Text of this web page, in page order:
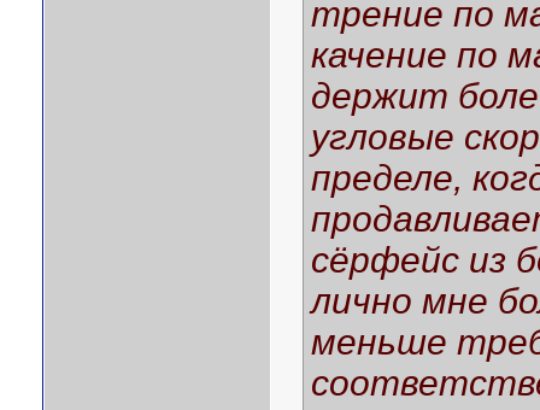
трение по
качение по
держит
угловые
пределе,
сёрфейс из
лично мне
меньше